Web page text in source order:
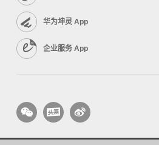
华为坤灵 App
企业服务 App